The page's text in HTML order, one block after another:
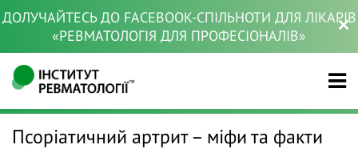
ДОЛУЧАЙТЕСЬ ДО FACEBOOK-СПІЛЬНОТИ ДЛЯ ЛІКАРІВ
«РЕВМАТОЛОГІЯ ДЛЯ ПРОФЕСІОНАЛІВ»
Псоріатичний артрит – міфи та факти